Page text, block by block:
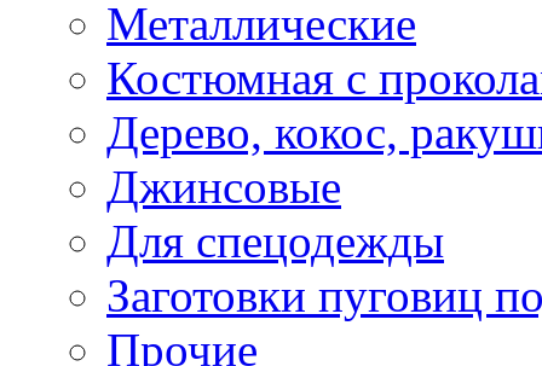
Металлические
Костюмная с
Дерево, кокос,
Джинсовые
Для спецодежды
Заготовки пуговиц
Прочие